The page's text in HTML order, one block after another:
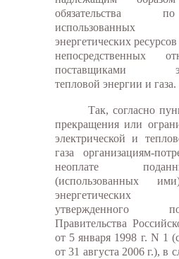
обязательства
использованных
энергетических
непосредственных
поставщиками
тепловой энергии и газа.
Так, согласно
прекращения или
электрической и
газа организациям-
неоплате
(использованных
энергетических
утвержденного
Правительства
от 5 января 1998 г. N 1
от 31 августа 2006 г.), в